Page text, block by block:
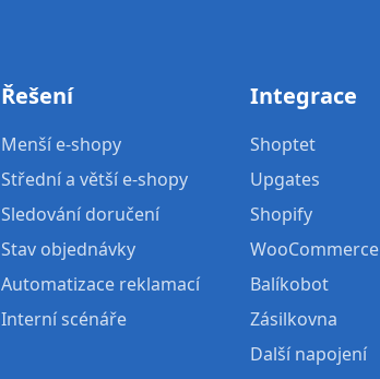
Řešení
Menší e-shopy
Střední a větší e-shopy
Sledování doručení
Stav objednávky
Automatizace reklamací
Interní scénáře
Integrace
Shoptet
Upgates
Shopify
WooCommerce
Balíkobot
Zásilkovna
Další napojení